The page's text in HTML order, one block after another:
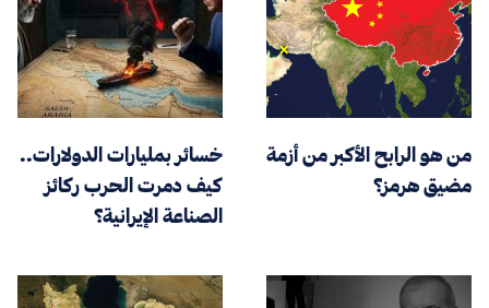
من هو الرابح الأكبر من أزمة
مضيق هرمز؟
خسائر بمليارات الدولارات..
كيف دمرت الحرب ركائز
الصناعة الإيرانية؟